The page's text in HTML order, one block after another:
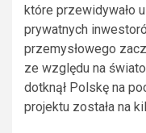
które przewidywało
prywatnych
przemysłowego
ze względu na
dotknął Polskę na
projektu została na